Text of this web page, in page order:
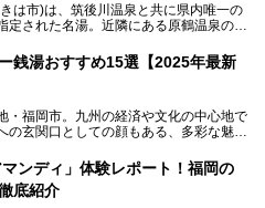
は市)は、筑後川温泉と共に県内唯一の
定された名湯。近隣にある原鶴温泉の観
は千年」は、吉井温泉にある日帰り入
愛され続けています。今回は筆者自ら日
温泉を中心に詳細レビューします！
銭湯おすすめ15選【2025年最新
・福岡市。九州の経済や文化の中心地で
の玄関口としての顔もある、多彩な魅力
ーパー銭湯も多種多彩。玄界灘を眺めら
点のスーパー銭湯から、繁華街近くのレ
マンディ」体験レポート！福岡の
底紹介